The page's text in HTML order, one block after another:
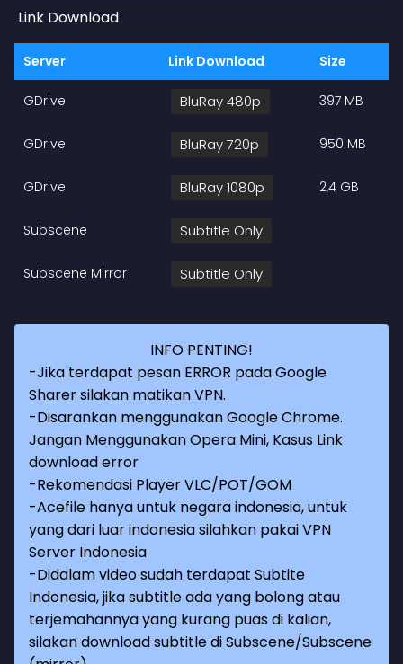
Link Download
Server Link Download Size
GDrive BluRay 480p 397 MB
GDrive BluRay 720p 950 MB
GDrive BluRay 1080p 2,4 GB
Subscene Subtitle Only
Subscene Mirror Subtitle Only
INFO PENTING!
-Jika terdapat pesan ERROR pada Google
Sharer silakan matikan VPN.
-Disarankan menggunakan Google Chrome.
Jangan Menggunakan Opera Mini, Kasus Link
download error
-Rekomendasi Player VLC/POT/GOM
-Acefile hanya untuk negara indonesia, untuk
yang dari luar indonesia silahkan pakai VPN
Server Indonesia
-Didalam video sudah terdapat Subtite
Indonesia, jika subtitle ada yang bolong atau
terjemahannya yang kurang puas di kalian,
silakan download subtitle di Subscene/Subscene